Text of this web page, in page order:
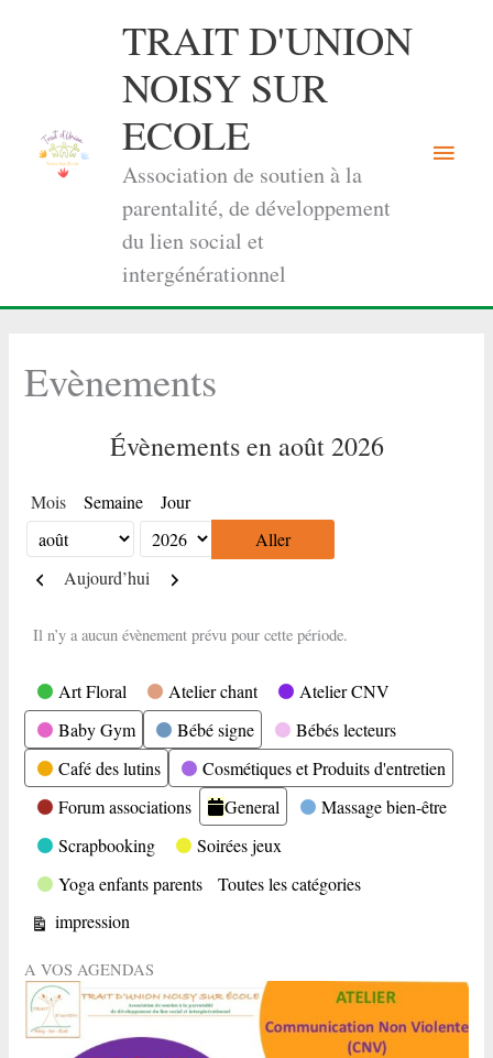
TRAIT D'UNION
NOISY SUR
ECOLE
Association de soutien à la
parentalité, de développement
du lien social et
intergénérationnel
Menu
Evènements
Évènements en août 2026
Mois Semaine Jour
Mois
Année
Précédent
Aujourd’hui Suivant
Il n’y a aucun évènement prévu pour cette période.
Catégories
Art Floral Atelier chant
Atelier CNV
Baby Gym
Bébé signe
Bébés lecteurs
Café des lutins
Cosmétiques et Produits d'entretien
Forum associations
General
Massage bien-être
Scrapbooking
Soirées jeux
Yoga enfants parents
Toutes les catégories
Vue
impression
A VOS AGENDAS